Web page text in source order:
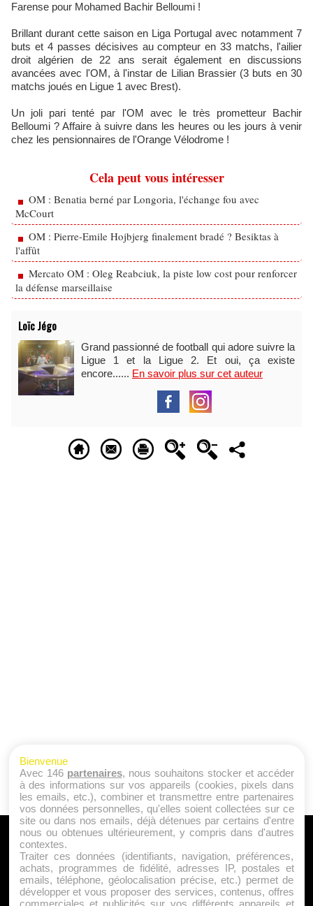
Farense pour Mohamed Bachir Belloumi !
Brillant durant cette saison en Liga Portugal avec notamment 7
buts et 4 passes décisives au compteur en 33 matchs, l'ailier
droit algérien de 22 ans serait également en discussions
avancées avec l'OM, à l'instar de Lilian Brassier (3 buts en 30
matchs joués en Ligue 1 avec Brest).
Un joli pari tenté par l'OM avec le très prometteur Bachir
Belloumi ? Affaire à suivre dans les heures ou les jours à venir
chez les pensionnaires de l'Orange Vélodrome !
Cela peut vous intéresser
OM : Benatia berné par Longoria, l'échange fou avec
McCourt
OM : Pierre-Emile Hojbjerg finalement bradé ? Besiktas à
l'affût
Mercato OM : Oleg Reabciuk, la piste low cost pour renforcer
la défense marseillaise
Loïc Jégo
Grand passionné de football qui adore suivre la
Ligue 1 et la Ligue 2. Et oui, ça existe
encore...... En savoir plus sur cet auteur
A PROPOS
Qui sommes nous ?
Mentions Légales
Publicité
Bienvenue
Avec 146 partenaires, nous souhaitons stocker et accéder
à des informations sur vos appareils (cookies, pixels dans
les emails, etc.), combiner et transmettre entre partenaires
vos données personnelles, qu'elles soient collectées sur ce
site ou dans nos emails, déjà détenues par certains d'entre
nous ou obtenues ultérieurement, y compris dans d'autres
contextes.
Traiter ces données (identifiants, navigation, préférences,
achats, programmes de fidélité, adresses IP, postales et
emails, téléphone, géolocalisation précise, etc.) permet de
développer et vous proposer des services, contenus, offres
commerciales et publicités sur vos différents appareils et